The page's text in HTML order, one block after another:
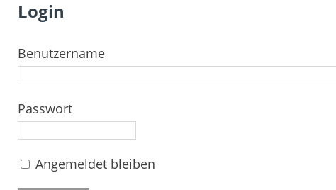
Login
Benutzername
Passwort
Angemeldet bleiben